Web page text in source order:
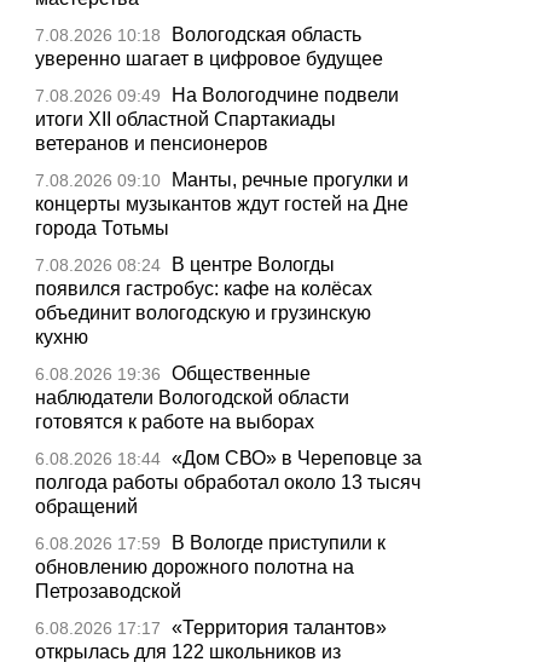
7.08.2026 10:18
Вологодская область
уверенно шагает в цифровое будущее
7.08.2026 09:49
На Вологодчине подвели
итоги XII областной Спартакиады
ветеранов и пенсионеров
7.08.2026 09:10
Манты, речные прогулки и
концерты музыкантов ждут гостей на Дне
города Тотьмы
7.08.2026 08:24
В центре Вологды
появился гастробус: кафе на колёсах
объединит вологодскую и грузинскую
кухню
6.08.2026 19:36
Общественные
наблюдатели Вологодской области
готовятся к работе на выборах
6.08.2026 18:44 «Дом СВО» в Череповце за
полгода работы обработал около 13 тысяч
обращений
6.08.2026 17:59
В Вологде приступили к
обновлению дорожного полотна на
Петрозаводской
6.08.2026 17:17
«Территория талантов»
открылась для 122 школьников из